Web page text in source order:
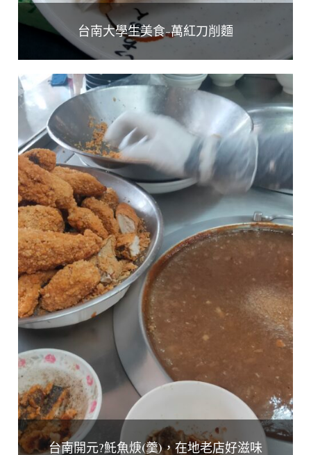
台南大學生美食-萬紅刀削麵
台南開元?魠魚焿(羹)，在地老店好滋味